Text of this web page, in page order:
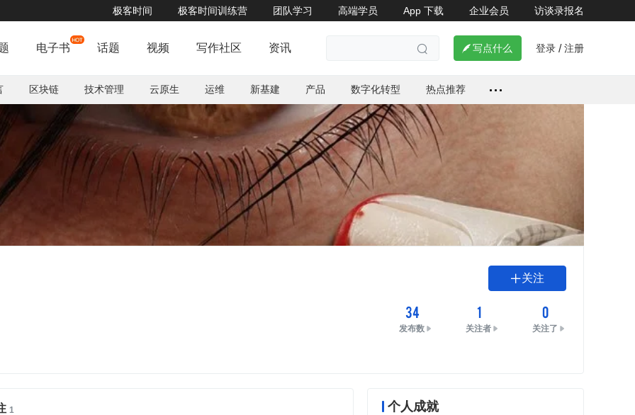
极客时间 极客时间训练营 团队学习 高端学员 App 下载 企业会员 访谈录报名
电子书 话题 视频 写作社区 资讯   写点什么 登录 / 注册
区块链 技术管理 云原生 运维 新基建 产品 数字化转型 热点推荐
关注
34
发布数
1
关注者
0
关注了
个人成就